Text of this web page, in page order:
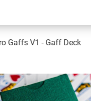
Gaffs V1 - Gaff Deck